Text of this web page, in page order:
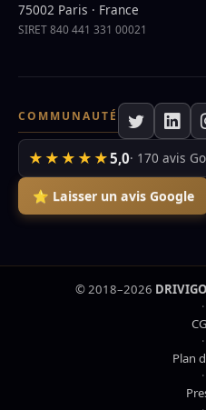
75002 Paris · France
SIRET 840 441 331 00021
COMMUNAUTÉ
★★★★★5,0· 170 avis
⭐ Laisser un avis Google
© 2018–2026 DRIVIGO
·
·
Plan
·